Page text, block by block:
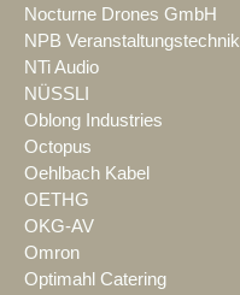
Nocturne Drones GmbH
NPB Veranstaltungstechnik
NTi Audio
NÜSSLI
Oblong Industries
Octopus
Oehlbach Kabel
OETHG
OKG-AV
Omron
Optimahl Catering